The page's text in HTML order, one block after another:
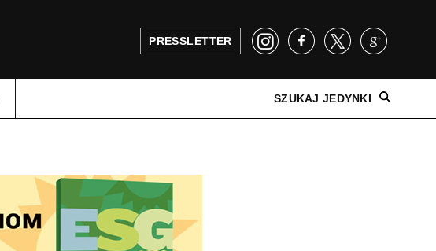
PRESSLETTER
SZUKAJ JEDYNKI